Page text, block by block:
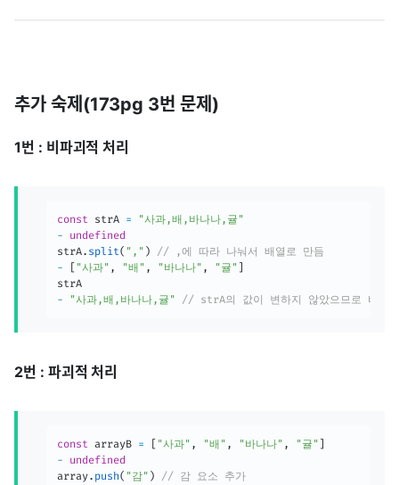
추가 숙제(173pg 3번 문제)
1번 : 비파괴적 처리
const strA =
"사과,배,바나나,귤"
-
undefined
strA. split( "," )
// ,에 따라 나눠서 배열로 만듬
-
"사과" , "배" , "바나나" , "귤"
-
"사과,배,바나나,귤" // strA의 값이 변하지 않았으므로 비파
2번 : 파괴적 처리
const arrayB = "사과" , "배" , "바나나" , "귤"
-
undefined
array. push( "감" )
// 감 요소 추가